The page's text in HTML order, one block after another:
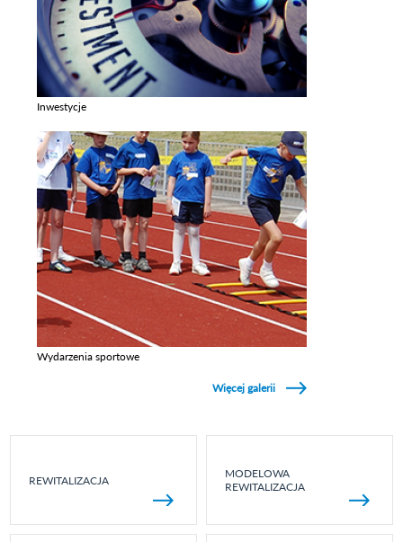
Inwestycje
Wydarzenia sportowe
Więcej galerii
REWITALIZACJA
MODELOWA
REWITALIZACJA